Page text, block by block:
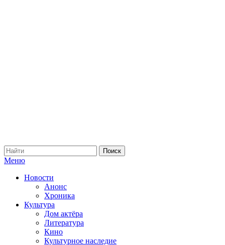
Меню
Новости
Анонс
Хроника
Культура
Дом актёра
Литература
Кино
Культурное наследие